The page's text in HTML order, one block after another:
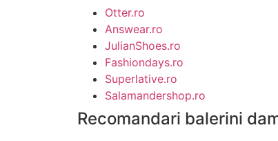
Otter.ro
Answear.ro
JulianShoes.ro
Fashiondays.ro
Superlative.ro
Salamandershop.ro
Recomandari balerini